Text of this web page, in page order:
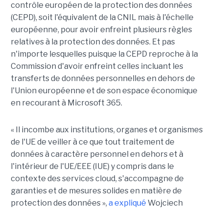
contrôle européen de la protection des données
(CEPD), soit l'équivalent de la CNIL mais à l'échelle
européenne, pour avoir enfreint plusieurs règles
relatives à la protection des données. Et pas
n'importe lesquelles puisque la CEPD reproche à la
Commission d'avoir enfreint celles incluant les
transferts de données personnelles en dehors de
l'Union européenne et de son espace économique
en recourant à Microsoft 365.
« Il incombe aux institutions, organes et organismes
de l'UE de veiller à ce que tout traitement de
données à caractère personnel en dehors et à
l'intérieur de l'UE/EEE (IUE) y compris dans le
contexte des services cloud, s'accompagne de
garanties et de mesures solides en matière de
protection des données », a expliqué Wojciech